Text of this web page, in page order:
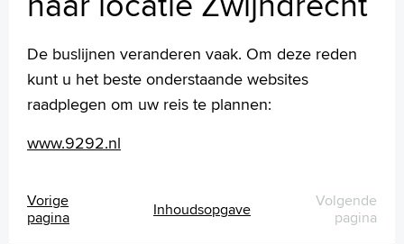
Zoeken
English
Polski
De buslijnen veranderen vaak. Om deze reden
kunt u het beste onderstaande websites
raadplegen om uw reis te plannen:
www.9292.nl
Vorige
pagina
Inhoudsopgave
Volgende
pagina